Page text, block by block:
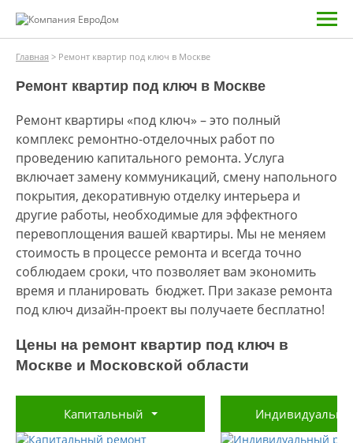
Главная > Ремонт квартир под ключ в Москве
Ремонт квартир под ключ в Москве
Ремонт квартиры «под ключ» – это полный
комплекс ремонтно-отделочных работ по
проведению капитального ремонта. Услуга
включает замену коммуникаций, смену напольного
покрытия, декоративную отделку интерьера и
другие работы, необходимые для эффектного
перевоплощения вашей квартиры. Мы не меняем
стоимость в процессе ремонта и всегда точно
соблюдаем сроки, что позволяет вам экономить
время и планировать бюджет. При заказе ремонта
под ключ дизайн-проект вы получаете бесплатно!
Цены на ремонт квартир под ключ в
Москве и Московской области
Капитальный